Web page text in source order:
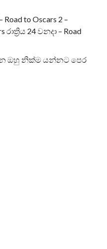
to Oscars 2 –
රාත්‍රිය 24 වනදා – Road
ඔහු නික්ම යන්නට පෙර